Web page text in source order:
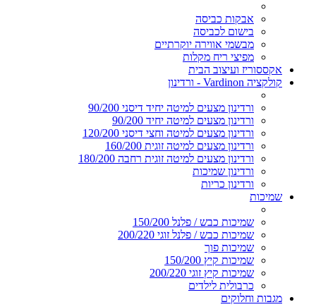
אבקות כביסה
בישום לכביסה
מבשמי אווירה יוקרתיים
מפיצי ריח מקלות
אקססוריז ועיצוב הבית
קולקציה Vardinon - ורדינון
ורדינון מצעים למיטה יחיד דיסני 90/200
ורדינון מצעים למיטה יחיד 90/200
ורדינון מצעים למיטה וחצי דיסני 120/200
ורדינון מצעים למיטה זוגית 160/200
ורדינון מצעים למיטה זוגית רחבה 180/200
ורדינון שמיכות
ורדינון כריות
שמיכות
שמיכות כבש / פלנל 150/200
שמיכות כבש / פלנל זוגי 200/220
שמיכות פוך
שמיכות קיץ 150/200
שמיכות קיץ זוגי 200/220
כרבולית לילדים
מגבות וחלוקים